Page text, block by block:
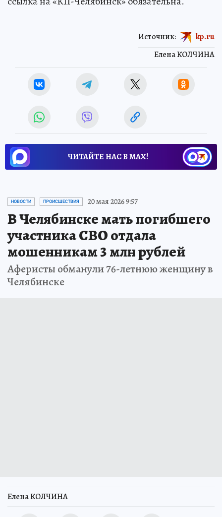
Елена КОЛЧИНА
Источник: kp.ru
ЧИТАЙТЕ НАС В МАХ!
НОВОСТИ ПРОИСШЕСТВИЯ 20 мая 2026 9:57
В Челябинске мать погибшего
участника СВО отдала
мошенникам 3 млн рублей
Аферисты обманули 76-летнюю женщину в
Челябинске
Елена КОЛЧИНА